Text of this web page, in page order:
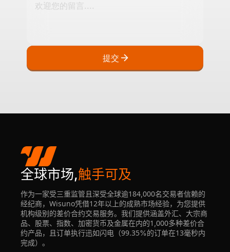
提交
全球市场,触手可及
作为一家受三重监管且深受全球逾184,000名交易者信赖的
经纪商，Wisuno凭借12年以上的成熟市场经验，为您提供
机构级别的差价合约交易服务。我们提供涵盖外汇、大宗商
品、股票、指数、加密货币及金属在内的1,000多种差价合
约产品，且订单执行迅如闪电（99.35%的订单在13毫秒内
完成）。